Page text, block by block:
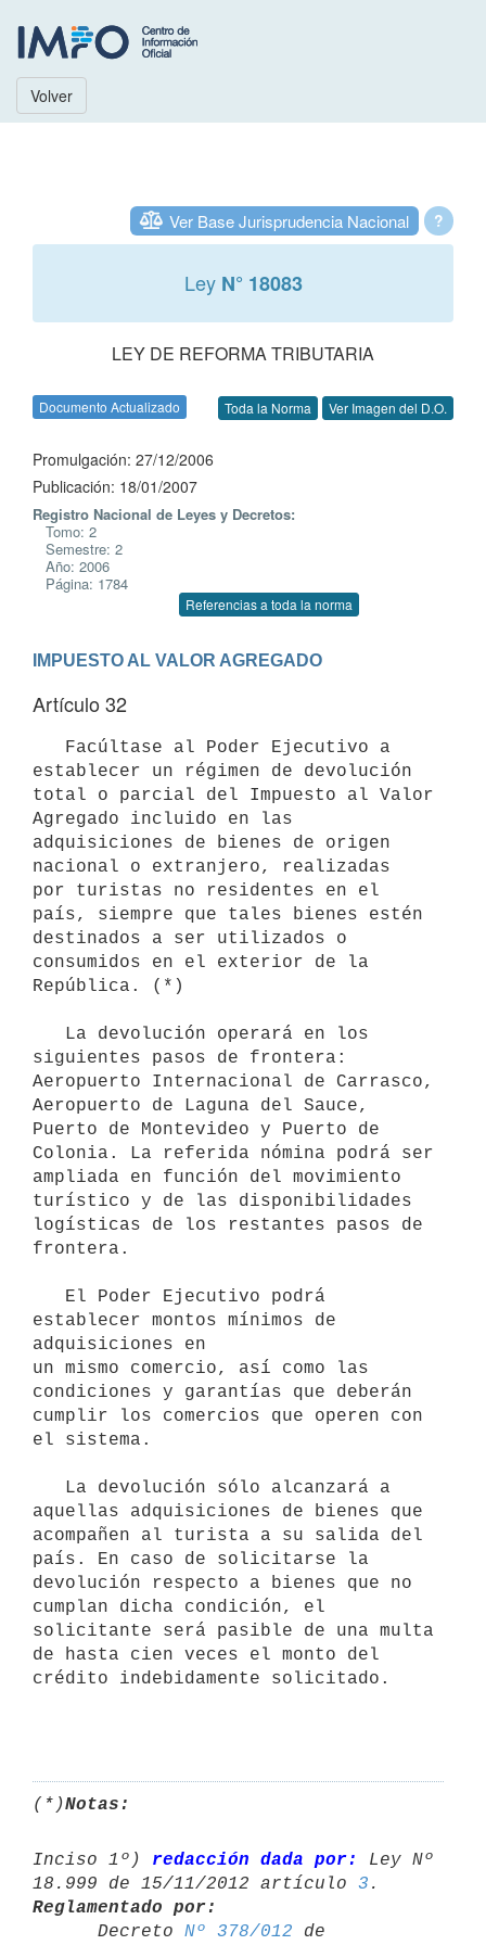
Volver
?
Ver Base Jurisprudencia Nacional
Ley N° 18083
LEY DE REFORMA TRIBUTARIA
Documento Actualizado Toda la Norma Ver Imagen del D.O.
Promulgación: 27/12/2006
Publicación: 18/01/2007
Registro Nacional de Leyes y Decretos:
Tomo: 2
Semestre: 2
Año: 2006
Página: 1784
Referencias a toda la norma
IMPUESTO AL VALOR AGREGADO
Artículo 32
establecer un régimen de devolución
total o parcial del Impuesto al Valor
Agregado incluido en las
adquisiciones de bienes de origen
nacional o extranjero, realizadas
por turistas no residentes en el
país, siempre que tales bienes estén
destinados a ser utilizados o
consumidos en el exterior de la
República. (*)
siguientes pasos de frontera:
Aeropuerto Internacional de Carrasco,
Aeropuerto de Laguna del Sauce,
Puerto de Montevideo y Puerto de
Colonia. La referida nómina podrá ser
ampliada en función del movimiento
turístico y de las disponibilidades
logísticas de los restantes pasos de
frontera.
establecer montos mínimos de
adquisiciones en
un mismo comercio, así como las
condiciones y garantías que deberán
cumplir los comercios que operen con
el sistema.
aquellas adquisiciones de bienes que
acompañen al turista a su salida del
país. En caso de solicitarse la
devolución respecto a bienes que no
cumplan dicha condición, el
solicitante será pasible de una multa
de hasta cien veces el monto del
crédito indebidamente solicitado.
(*)Notas:
Inciso 1º) redacción dada por:
Ley Nº
18.999 de 15/11/2012 artículo 3
Reglamentado por:
Decreto Nº 378/012 de